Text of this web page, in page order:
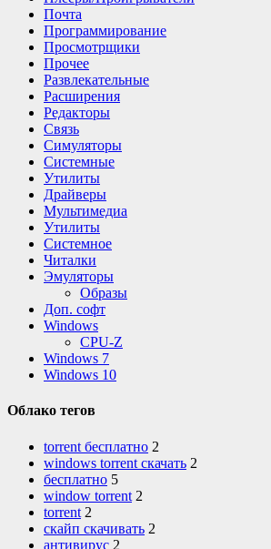
Почта
Программирование
Просмотрщики
Прочее
Развлекательные
Расширения
Редакторы
Связь
Симуляторы
Системные
Утилиты
Драйверы
Мультимедиа
Утилиты
Системное
Читалки
Эмуляторы
Образы
Доп. софт
Windows
CPU-Z
Windows 7
Windows 10
Облако тегов
torrent бесплатно 2
windows torrent скачать 2
бесплатно 5
window torrent 2
torrent 2
скайп скачивать 2
антивирус 2